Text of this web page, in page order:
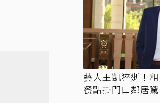
藝人王凱猝逝！
餐點掛門口鄰居